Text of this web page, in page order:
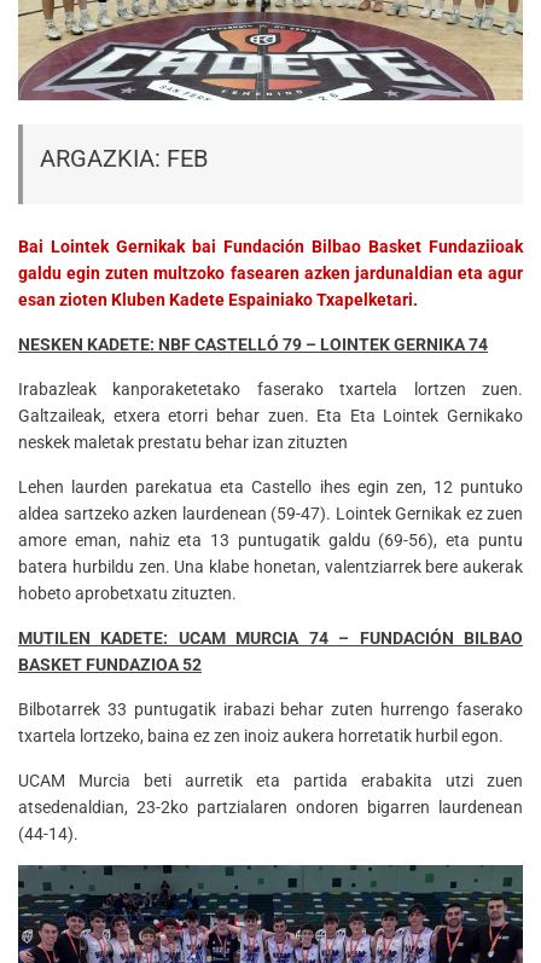
ARGAZKIA: FEB
Bai Lointek Gernikak bai Fundación Bilbao Basket Fundaziioak
galdu egin zuten multzoko fasearen azken jardunaldian eta agur
esan zioten Kluben Kadete Espainiako Txapelketari.
NESKEN KADETE: NBF CASTELLÓ 79 – LOINTEK GERNIKA 74
Irabazleak kanporaketetako faserako txartela lortzen zuen.
Galtzaileak, etxera etorri behar zuen. Eta Eta Lointek Gernikako
neskek maletak prestatu behar izan zituzten
Lehen laurden parekatua eta Castello ihes egin zen, 12 puntuko
aldea sartzeko azken laurdenean (59-47). Lointek Gernikak ez zuen
amore eman, nahiz eta 13 puntugatik galdu (69-56), eta puntu
batera hurbildu zen. Una klabe honetan, valentziarrek bere aukerak
hobeto aprobetxatu zituzten.
MUTILEN KADETE: UCAM MURCIA 74 – FUNDACIÓN BILBAO
BASKET FUNDAZIOA 52
Bilbotarrek 33 puntugatik irabazi behar zuten hurrengo faserako
txartela lortzeko, baina ez zen inoiz aukera horretatik hurbil egon.
UCAM Murcia beti aurretik eta partida erabakita utzi zuen
atsedenaldian, 23-2ko partzialaren ondoren bigarren laurdenean
(44-14).